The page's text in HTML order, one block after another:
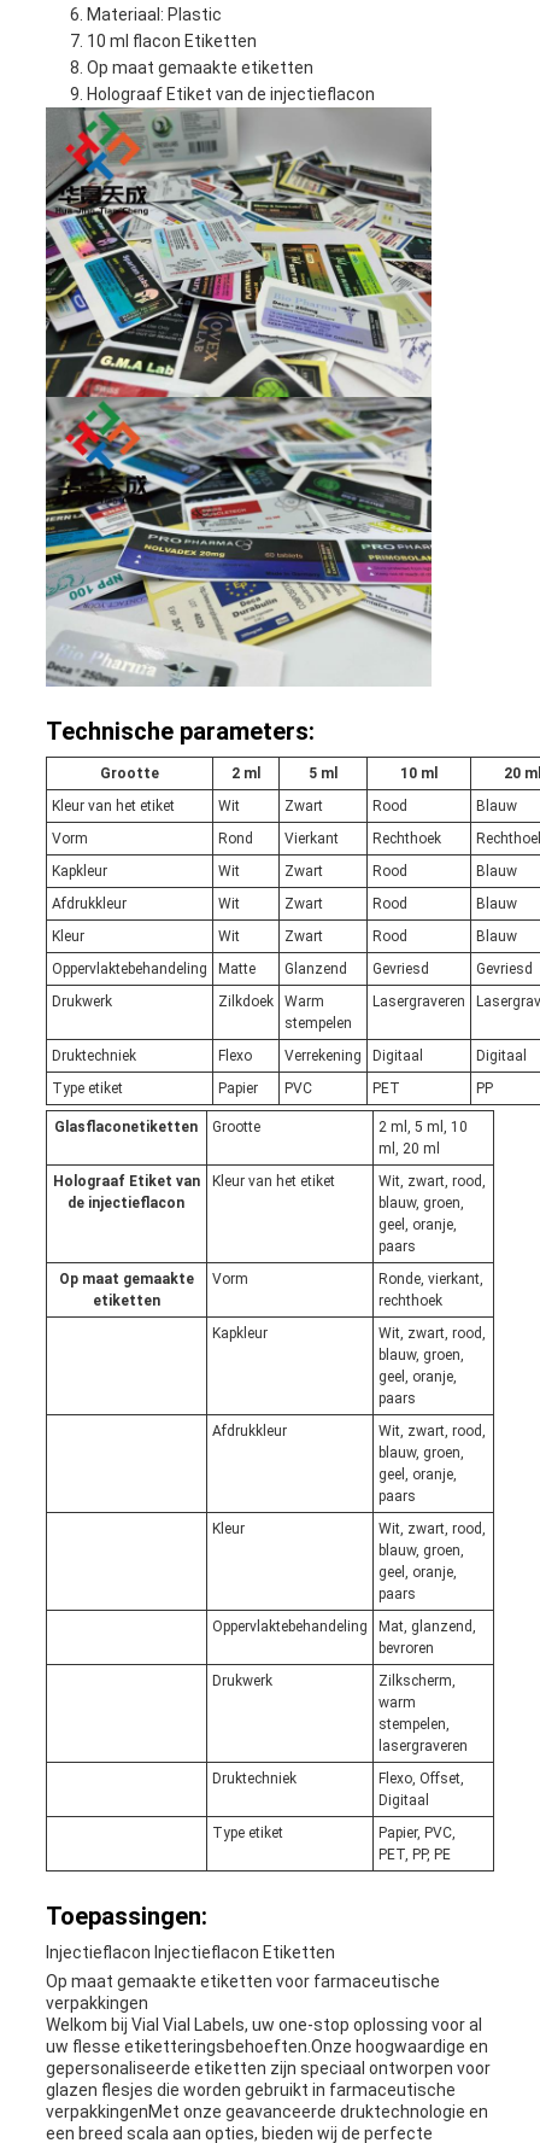
Materiaal: Plastic
10 ml flacon Etiketten
Op maat gemaakte etiketten
Holograaf Etiket van de injectieflacon
Technische parameters:
Grootte 2 ml 5 ml 10 ml
20 ml
Kleur van het etiket
Wit Zwart Rood
Blauw
Vorm
Rond Vierkant Rechthoek
Kapkleur
Wit Zwart Rood
Blauw
Afdrukkleur
Wit Zwart Rood
Blauw
Kleur
Wit Zwart Rood
Blauw
Oppervlaktebehandeling
Matte Glanzend Gevriesd
Gevriesd
Drukwerk
Zilkdoek
Warm
stempelen
Lasergraveren
Druktechniek Flexo Verrekening Digitaal
Digitaal
Type etiket
Papier PVC PET PP
Glasflaconetiketten Grootte
2 ml, 5 ml, 10
ml, 20 ml
Holograaf Etiket van
de injectieflacon
Kleur van het etiket
Wit, zwart, rood,
blauw, groen,
geel, oranje,
paars
Op maat gemaakte
etiketten
Vorm
Ronde, vierkant,
rechthoek
Kapkleur
Wit, zwart, rood,
blauw, groen,
geel, oranje,
paars
Afdrukkleur
Wit, zwart, rood,
blauw, groen,
geel, oranje,
paars
Kleur
Wit, zwart, rood,
blauw, groen,
geel, oranje,
paars
Oppervlaktebehandeling
Mat, glanzend,
bevroren
Drukwerk
Zilkscherm,
warm
stempelen,
lasergraveren
Druktechniek
Flexo, Offset,
Digitaal
Type etiket
Papier, PVC,
PET, PP, PE
Toepassingen:
Injectieflacon Injectieflacon Etiketten
Op maat gemaakte etiketten voor farmaceutische
verpakkingen
Welkom bij Vial Vial Labels, uw one-stop oplossing voor al
uw flesse etiketteringsbehoeften.Onze hoogwaardige en
gepersonaliseerde etiketten zijn speciaal ontworpen voor
glazen flesjes die worden gebruikt in farmaceutische
verpakkingenMet onze geavanceerde druktechnologie en
een breed scala aan opties, bieden wij de perfecte